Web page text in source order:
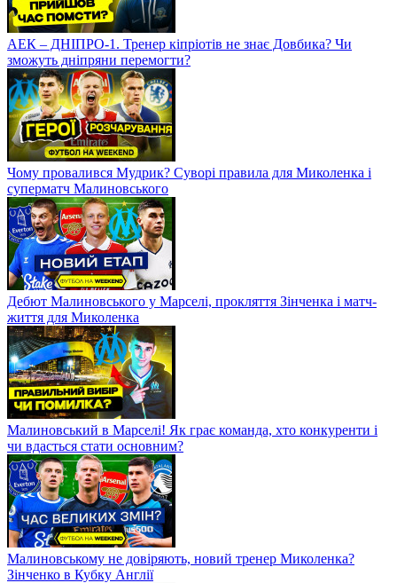
АЕК – ДНІПРО-1. Тренер кіпріотів не знає Довбика? Чи
зможуть дніпряни перемогти?
Чому провалився Мудрик? Суворі правила для Миколенка і
суперматч Малиновського
Дебют Малиновського у Марселі, прокляття Зінченка і матч-
життя для Миколенка
Малиновський в Марселі! Як грає команда, хто конкуренти і
чи вдасться стати основним?
Малиновському не довіряють, новий тренер Миколенка?
Зінченко в Кубку Англії